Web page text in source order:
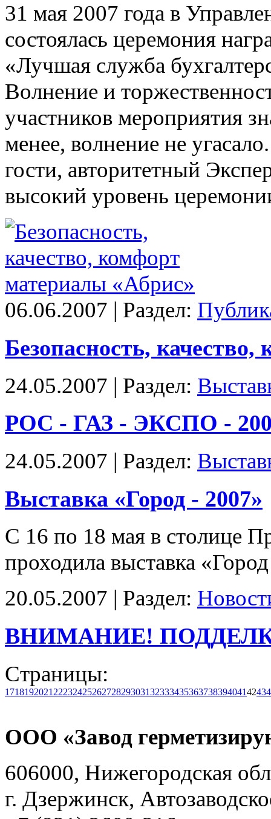
31 мая 2007 года в
состоялась церемония
«Лучшая служба
Волнение и
участников мероприятия
менее, волнение не
гости, авторитетный
высокий уровень
06.06.2007 | Раздел:
Безопасность,
24.05.2007 | Раздел:
РОС - ГАЗ - ЭКСПО -
24.05.2007 | Раздел:
Выставка «Город - 2007»
С 16 по 18 мая в столице
проходила выставка
20.05.2007 | Раздел:
ВНИМАНИЕ!
Страницы:
1718192021 22232425262728293031323334353637383940414243
ООО «Завод
606000, Нижегородская
г. Дзержинск,